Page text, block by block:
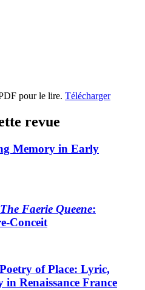
pour le lire. Télécharger
revue
Memory in Early
The Faerie Queene:
Conceit
of Place: Lyric,
Renaissance France